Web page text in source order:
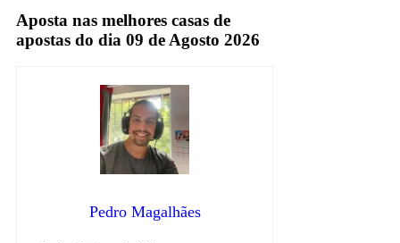
Aposta nas melhores casas de
apostas do dia 09 de Agosto 2026
Pedro Magalhães